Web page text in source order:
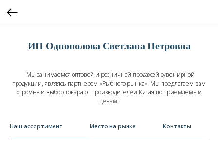
ИП Однополова Светлана Петровна
Мы занимаемся оптовой и розничной продажей сувенирной
продукции, являясь партнером «Рыбного рынка». Мы предлагаем вам
огромный выбор товара от производителей Китая по приемлемым
ценам!
Наш ассортимент Место на рынке Контакты